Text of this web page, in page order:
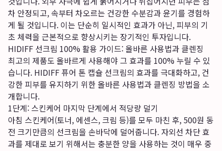
차 안정되고, 속부터 차오르는 건강한 수분감과 윤기를 경험하
게 될 것입니다. 이는 단순히 일시적인 효과가 아닌, 피부의 기
초 체력을 근본적으로 향상시키는 장기적인 투자입니다.
HIDIFF 선크림 100% 활용 가이드: 올바른 사용법과 클렌징
최고의 제품도 올바르게 사용해야 그 효과를 100% 누릴 수 있
습니다. HIDIFF 퓨어 톤 캡슐 선크림의 효과를 극대화하고, 건
강한 피부를 유지하기 위한 올바른 사용법과 클렌징 방법을 소
개합니다.
1단계: 스킨케어 마지막 단계에서 적당량 덜기
아침 스킨케어(토너, 에센스, 크림 등)를 모두 마친 후, 500원 동
전 크기만큼의 선크림을 손바닥에 덜어줍니다. 자외선 차단 효
과를 제대로 보기 위해서는 충분한 양을 사용하는 것이 매우 중